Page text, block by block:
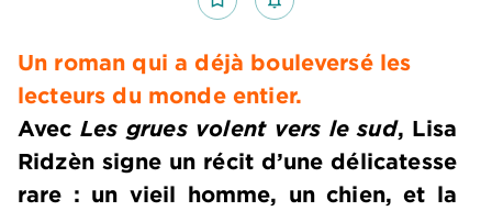
Un roman qui a déjà bouleversé les
lecteurs du monde entier.
AvecLes grues volent vers le sud, Lisa
Ridzèn signe un récit d’une délicatesse
rare : un vieil homme, un chien, et la